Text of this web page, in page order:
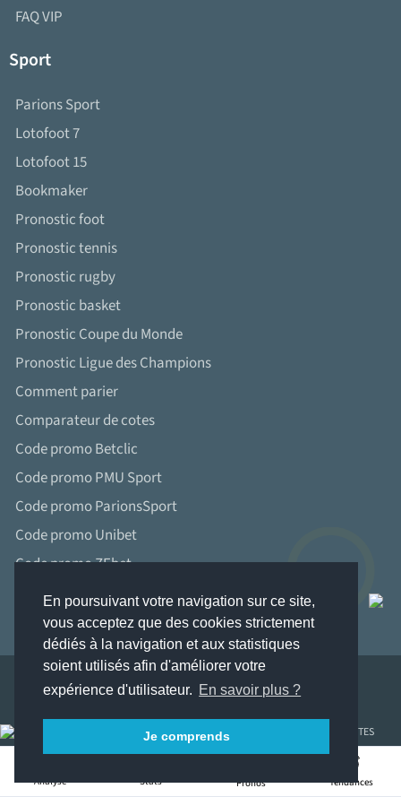
En poursuivant votre navigation sur ce site,
vous acceptez que des cookies strictement
dédiés à la navigation et aux statistiques
soient utilisés afin d'améliorer votre
expérience d'utilisateur. En savoir plus ?
Je comprends
Analyse Stats Pronos Tendances
FAQ VIP
Sport
Parions Sport
Lotofoot 7
Lotofoot 15
Bookmaker
Pronostic foot
Pronostic tennis
Pronostic rugby
Pronostic basket
Pronostic Coupe du Monde
Pronostic Ligue des Champions
Comment parier
Comparateur de cotes
Code promo Betclic
Code promo PMU Sport
Code promo ParionsSport
Code promo Unibet
Code promo ZEbet
Bonus Winamax
LES JEUX D’ARGENT ET DE HASARD PEUVENT ÊTRE DANGEREUX : PERTES
D’ARGENT, CONFLITS FAMILIAUX, ADDICTION...
RETROUVEZ NOS CONSEILS SUR JOUEURS-INFO-SERVICE. FR (09 74 75 13 13 –